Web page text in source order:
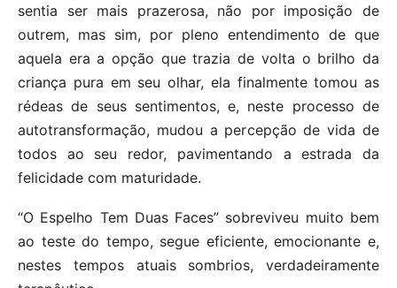
sentia ser mais prazerosa, não por imposição de
outrem, mas sim, por pleno entendimento de que
aquela era a opção que trazia de volta o brilho da
criança pura em seu olhar, ela finalmente tomou as
rédeas de seus sentimentos, e, neste processo de
autotransformação, mudou a percepção de vida de
todos ao seu redor, pavimentando a estrada da
felicidade com maturidade.
“O Espelho Tem Duas Faces” sobreviveu muito bem
ao teste do tempo, segue eficiente, emocionante e,
nestes tempos atuais sombrios, verdadeiramente